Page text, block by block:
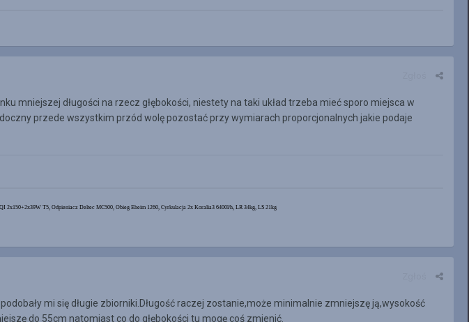
mniejszej długości na rzecz głębokości, niestety na taki układ trzeba mieć sporo miejsca w
przede wszystkim przód wolę pozostać przy wymiarach proporcjonalnych jakie podaje
2x150+2x39W T5, Odpieniacz Deltec MC500, Obieg Eheim 1260, Cyrkulacja 2x Koralia3 6400l/h, LR 34kg, LS 21kg
mi się długie zbiorniki.Długość raczej zostanie,może minimalnie zmniejszę ją,wysokość
do 55cm natomiast co do głębokości tu mogę coś zmienić.